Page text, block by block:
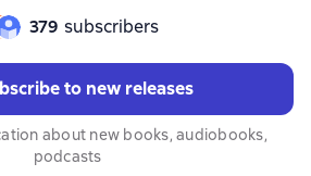
379 subscribers
to new releases
about new books, audiobooks,
podcasts